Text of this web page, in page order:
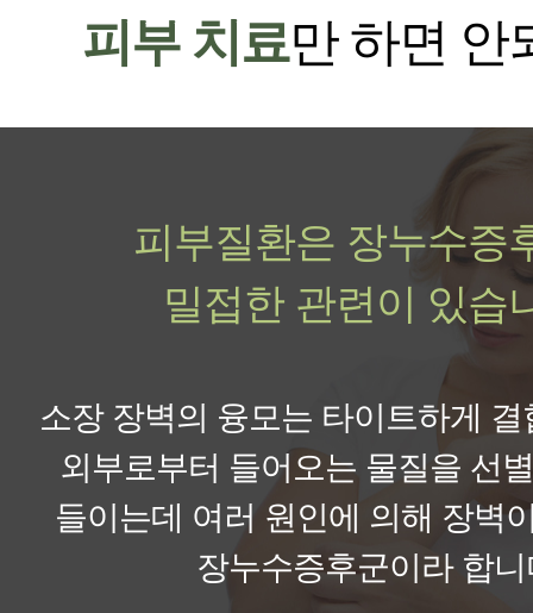
피부 치료만 하면 안
피부질환은 장누수증
밀접한 관련이 있습
소장 장벽의 융모는 타이트하게
외부로부터 들어오는 물질을 선
들이는데 여러 원인에 의해 장벽
장누수증후군이라 합니